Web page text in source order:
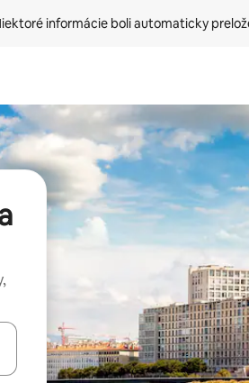
informácie boli automaticky
pomocou klávesov so šípkami